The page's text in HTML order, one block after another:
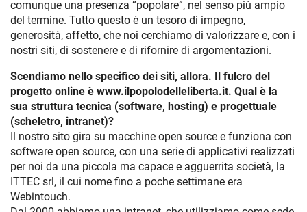
comunque una presenza “popolare”, nel senso più ampio
del termine. Tutto questo è un tesoro di impegno,
generosità, affetto, che noi cerchiamo di valorizzare e, con i
nostri siti, di sostenere e di rifornire di argomentazioni.
Scendiamo nello specifico dei siti, allora. Il fulcro del
progetto online è www.ilpopolodelleliberta.it. Qual è la
sua struttura tecnica (software, hosting) e progettuale
(scheletro, intranet)?
Il nostro sito gira su macchine open source e funziona con
software open source, con una serie di applicativi realizzati
per noi da una piccola ma capace e agguerrita società, la
ITTEC srl, il cui nome fino a poche settimane era
Webintouch.